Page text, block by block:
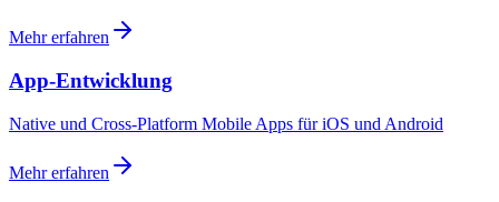
Mehr erfahren
App-Entwicklung
Native und Cross-Platform Mobile Apps für iOS und Android
Mehr erfahren